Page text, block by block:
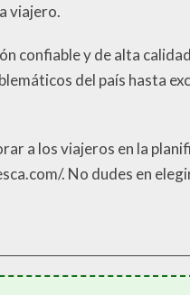
viajero.
confiable y de alta
del país hasta
a los viajeros en la
. No dudes en